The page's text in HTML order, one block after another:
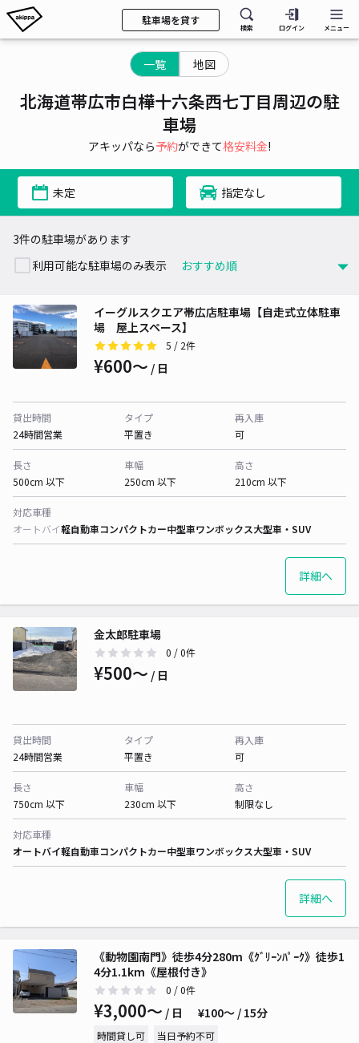
駐車場を貸す
検索 ログイン メニュー
一覧 地図
北海道帯広市白樺十六条西七丁目周辺の駐
車場
アキッパなら予約ができて格安料金!
未定 指定なし
3件の駐車場があります
利用可能な駐車場のみ表示
イーグルスクエア帯広店駐車場【自走式立体駐車
場 屋上スペース】
5 / 2件
¥600〜 / 日
貸出時間
24時間営業
タイプ
平置き
再入庫
可
長さ
500cm 以下
車幅
250cm 以下
高さ
210cm 以下
対応車種
オートバイ軽自動車コンパクトカー中型車ワンボックス大型車・SUV
詳細へ
金太郎駐車場
0 / 0件
¥500〜 / 日
貸出時間
24時間営業
タイプ
平置き
再入庫
可
長さ
750cm 以下
車幅
230cm 以下
高さ
制限なし
対応車種
オートバイ軽自動車コンパクトカー中型車ワンボックス大型車・SUV
詳細へ
《動物園南門》徒歩4分280m《ｸﾞﾘｰﾝﾊﾟｰｸ》徒歩1
4分1.1km《屋根付き》
0 / 0件
¥3,000〜 / 日 ¥100〜 / 15分
時間貸し可 当日予約不可